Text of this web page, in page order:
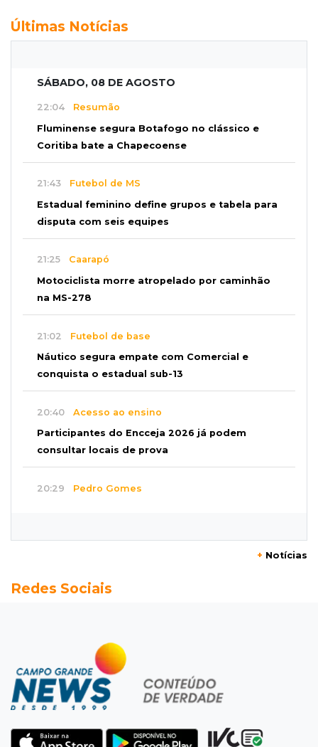
Últimas Notícias
SÁBADO, 08 DE AGOSTO
22:04 Resumão
Fluminense segura Botafogo no clássico e
Coritiba bate a Chapecoense
21:43 Futebol de MS
Estadual feminino define grupos e tabela para
disputa com seis equipes
21:25 Caarapó
Motociclista morre atropelado por caminhão
na MS-278
21:02 Futebol de base
Náutico segura empate com Comercial e
conquista o estadual sub-13
20:40 Acesso ao ensino
Participantes do Encceja 2026 já podem
consultar locais de prova
20:29 Pedro Gomes
Pantanal treina em Goiânia antes de jogo que
Campeonato Brasileiro
Remo busca empate com Atlético-MG e segue
na zona de rebaixamento
Defesa diz que preso suspeito de sequestro
+ Notícias
Redes Sociais